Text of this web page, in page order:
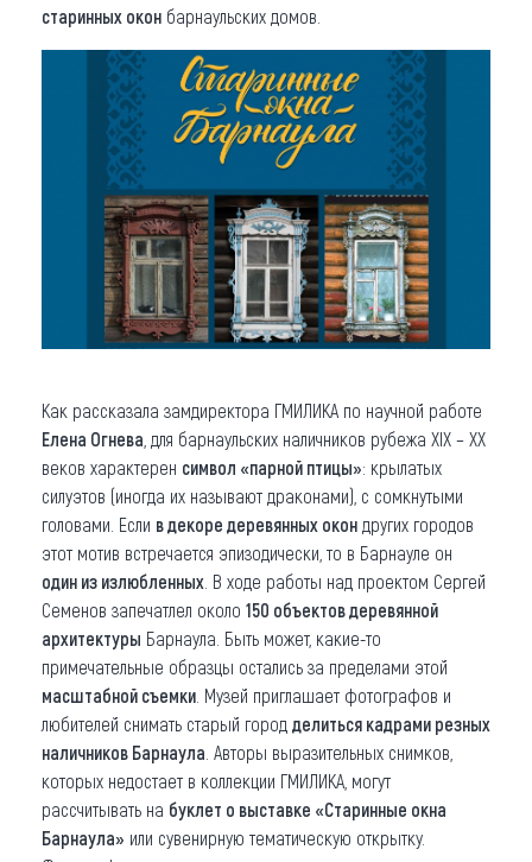
старинных окон барнаульских домов.
Как рассказала замдиректора ГМИЛИКА по научной работе
Елена Огнева , для барнаульских наличников рубежа XIX – XX
веков характерен символ «парной птицы»: крылатых
силуэтов (иногда их называют драконами), с сомкнутыми
головами. Если в декоре деревянных окон других городов
этот мотив встречается эпизодически, то в Барнауле он
один из излюбленных . В ходе работы над проектом Сергей
Семенов запечатлел около 150 объектов деревянной
архитектуры Барнаула. Быть может, какие-то
примечательные образцы остались за пределами этой
масштабной съемки . Музей приглашает фотографов и
любителей снимать старый город делиться кадрами резных
наличников Барнаула . Авторы выразительных снимков,
которых недостает в коллекции ГМИЛИКА, могут
рассчитывать на буклет о выставке «Старинные окна
Барнаула» или сувенирную тематическую открытку.